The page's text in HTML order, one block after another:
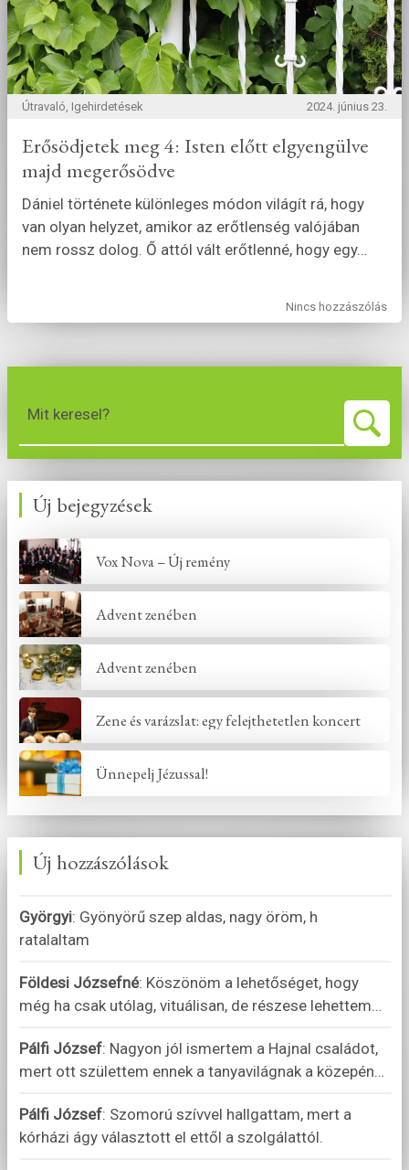
Útravaló, Igehirdetések 2024. június 23.
Erősödjetek meg 4: Isten előtt elgyengülve
majd megerősödve
Dániel története különleges módon világít rá, hogy
van olyan helyzet, amikor az erőtlenség valójában
nem rossz dolog. Ő attól vált erőtlenné, hogy egy…
Nincs hozzászólás
Mit keresel?
Új bejegyzések
Vox Nova – Új remény
Advent zenében
Advent zenében
Zene és varázslat: egy felejthetetlen koncert
Ünnepelj Jézussal!
Új hozzászólások
Györgyi: Gyönyörű szep aldas, nagy öröm, h
ratalaltam
Földesi Józsefné: Köszönöm a lehetőséget, hogy
még ha csak utólag, vituálisan, de részese lehettem…
Pálfi József: Nagyon jól ismertem a Hajnal családot,
mert ott születtem ennek a tanyavilágnak a közepén…
Pálfi József: Szomorú szívvel hallgattam, mert a
kórházi ágy választott el ettől a szolgálattól.